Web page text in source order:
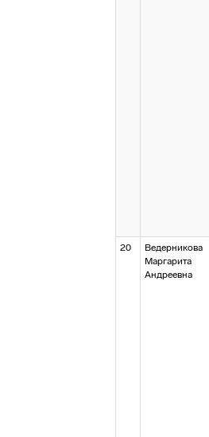
20
Ведерникова
Маргарита
Андреевна